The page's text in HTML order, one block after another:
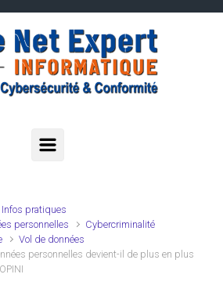
Infos pratiques
personnelles
Cybercriminalité
Vol de données
personnelles devient-il de plus en plus